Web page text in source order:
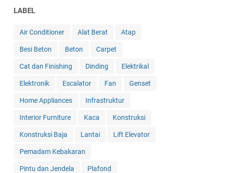
LABEL
Air Conditioner Alat Berat Atap
Besi Beton Beton Carpet
Cat dan Finishing Dinding Elektrikal
Elektronik Escalator Fan Genset
Home Appliances Infrastruktur
Interior Furniture Kaca Konstruksi
Konstruksi Baja Lantai Lift Elevator
Pemadam Kebakaran
Pintu dan Jendela Plafond